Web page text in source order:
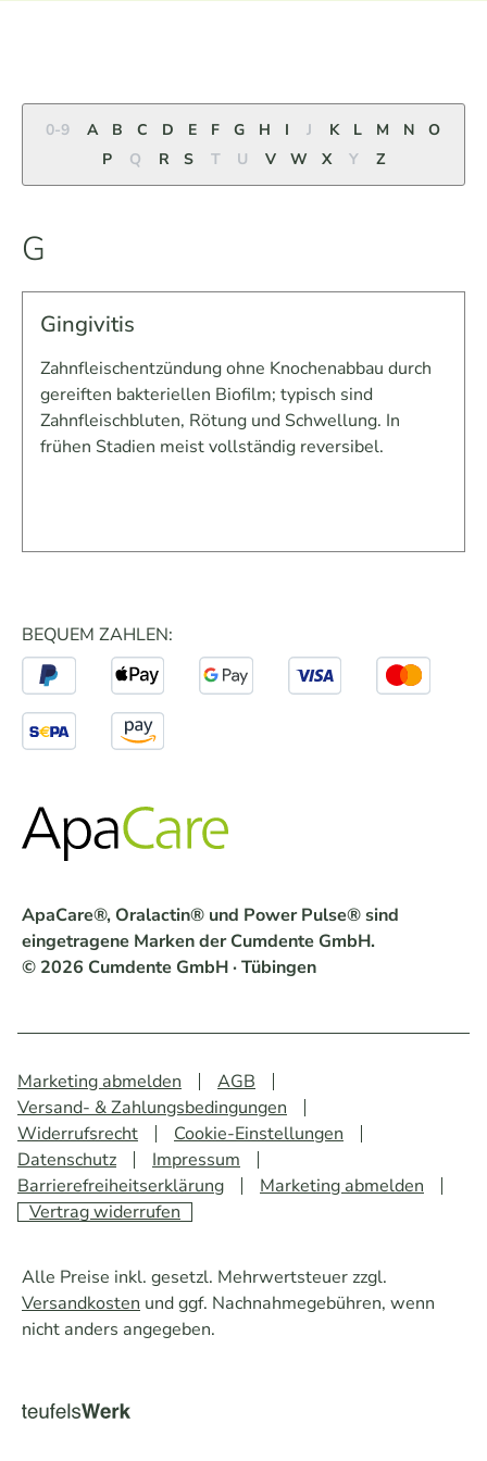
0-9 A B C D E F G H I J K L M N
O
P
Q R S T U V W X Y Z
G
Gingivitis
Zahnfleischentzündung ohne Knochenabbau durch
gereiften bakteriellen Biofilm; typisch sind
Zahnfleischbluten, Rötung und Schwellung. In
frühen Stadien meist vollständig reversibel.
BEQUEM ZAHLEN:
ApaCare®, Oralactin® und Power Pulse® sind
eingetragene Marken der Cumdente GmbH.
© 2026 Cumdente GmbH · Tübingen
Alle Preise inkl. gesetzl. Mehrwertsteuer zzgl.
Versandkosten und ggf. Nachnahmegebühren, wenn
nicht anders angegeben.
Marketing abmelden
AGB
Versand- & Zahlungsbedingungen
Widerrufsrecht
Cookie-Einstellungen
Datenschutz
Impressum
Barrierefreiheitserklärung
Marketing abmelden
Vertrag widerrufen